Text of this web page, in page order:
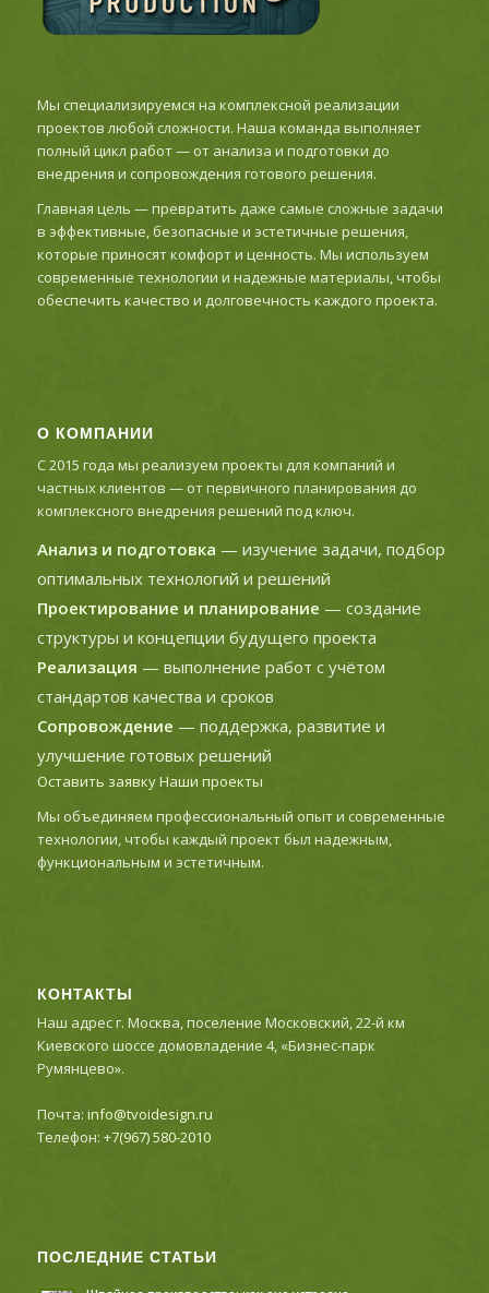
Мы специализируемся на комплексной реализации
проектов любой сложности. Наша команда выполняет
полный цикл работ — от анализа и подготовки до
внедрения и сопровождения готового решения.
Главная цель — превратить даже самые сложные задачи
в эффективные, безопасные и эстетичные решения,
которые приносят комфорт и ценность. Мы используем
современные технологии и надежные материалы, чтобы
обеспечить качество и долговечность каждого проекта.
О КОМПАНИИ
С 2015 года мы реализуем проекты для компаний и
частных клиентов — от первичного планирования до
комплексного внедрения решений под ключ.
Анализ и подготовка — изучение задачи, подбор
оптимальных технологий и решений
Проектирование и планирование — создание
структуры и концепции будущего проекта
Реализация — выполнение работ с учётом
стандартов качества и сроков
Сопровождение — поддержка, развитие и
улучшение готовых решений
Оставить заявкуНаши проекты
Мы объединяем профессиональный опыт и современные
технологии, чтобы каждый проект был надежным,
функциональным и эстетичным.
КОНТАКТЫ
Наш адрес г. Москва, поселение Московский, 22-й км
Киевского шоссе домовладение 4, «Бизнес-парк
Румянцево».
Почта: info@tvoidesign.ru
Телефон: +7(967) 580-2010
ПОСЛЕДНИЕ СТАТЬИ